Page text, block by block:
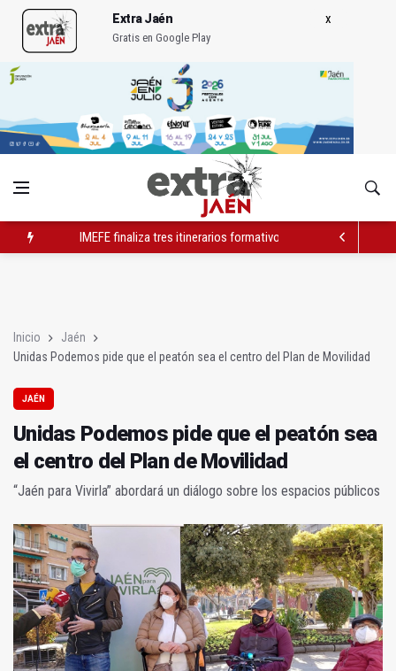
Extra Jaén
Gratis en Google Play
IMEFE finaliza tres itinerarios formativos de Edificación y
Inicio
Jaén
Unidas Podemos pide que el peatón sea el centro del Plan de Movilidad
JAÉN
Unidas Podemos pide que el peatón sea
el centro del Plan de Movilidad
“Jaén para Vivirla” abordará un diálogo sobre los espacios públicos